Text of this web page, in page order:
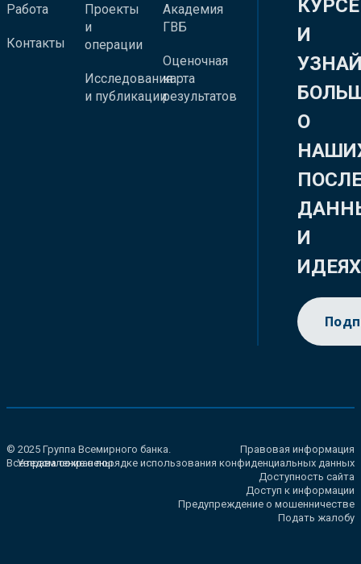
Работа
Контакты
Проекты
и
операции
Исследования
и публикации
Академия
ГВБ
Оценочная
карта
результатов
КУРСЕ
И
О
И
ИДЕЯХ
© 2025 Группа Всемирного банка.
Все права сохранены.
Правовая информация
Уведомление о порядке использования конфиденциальных данных
Доступность сайта
Доступ к информации
Предупреждение о мошенничестве
Подать жалобу